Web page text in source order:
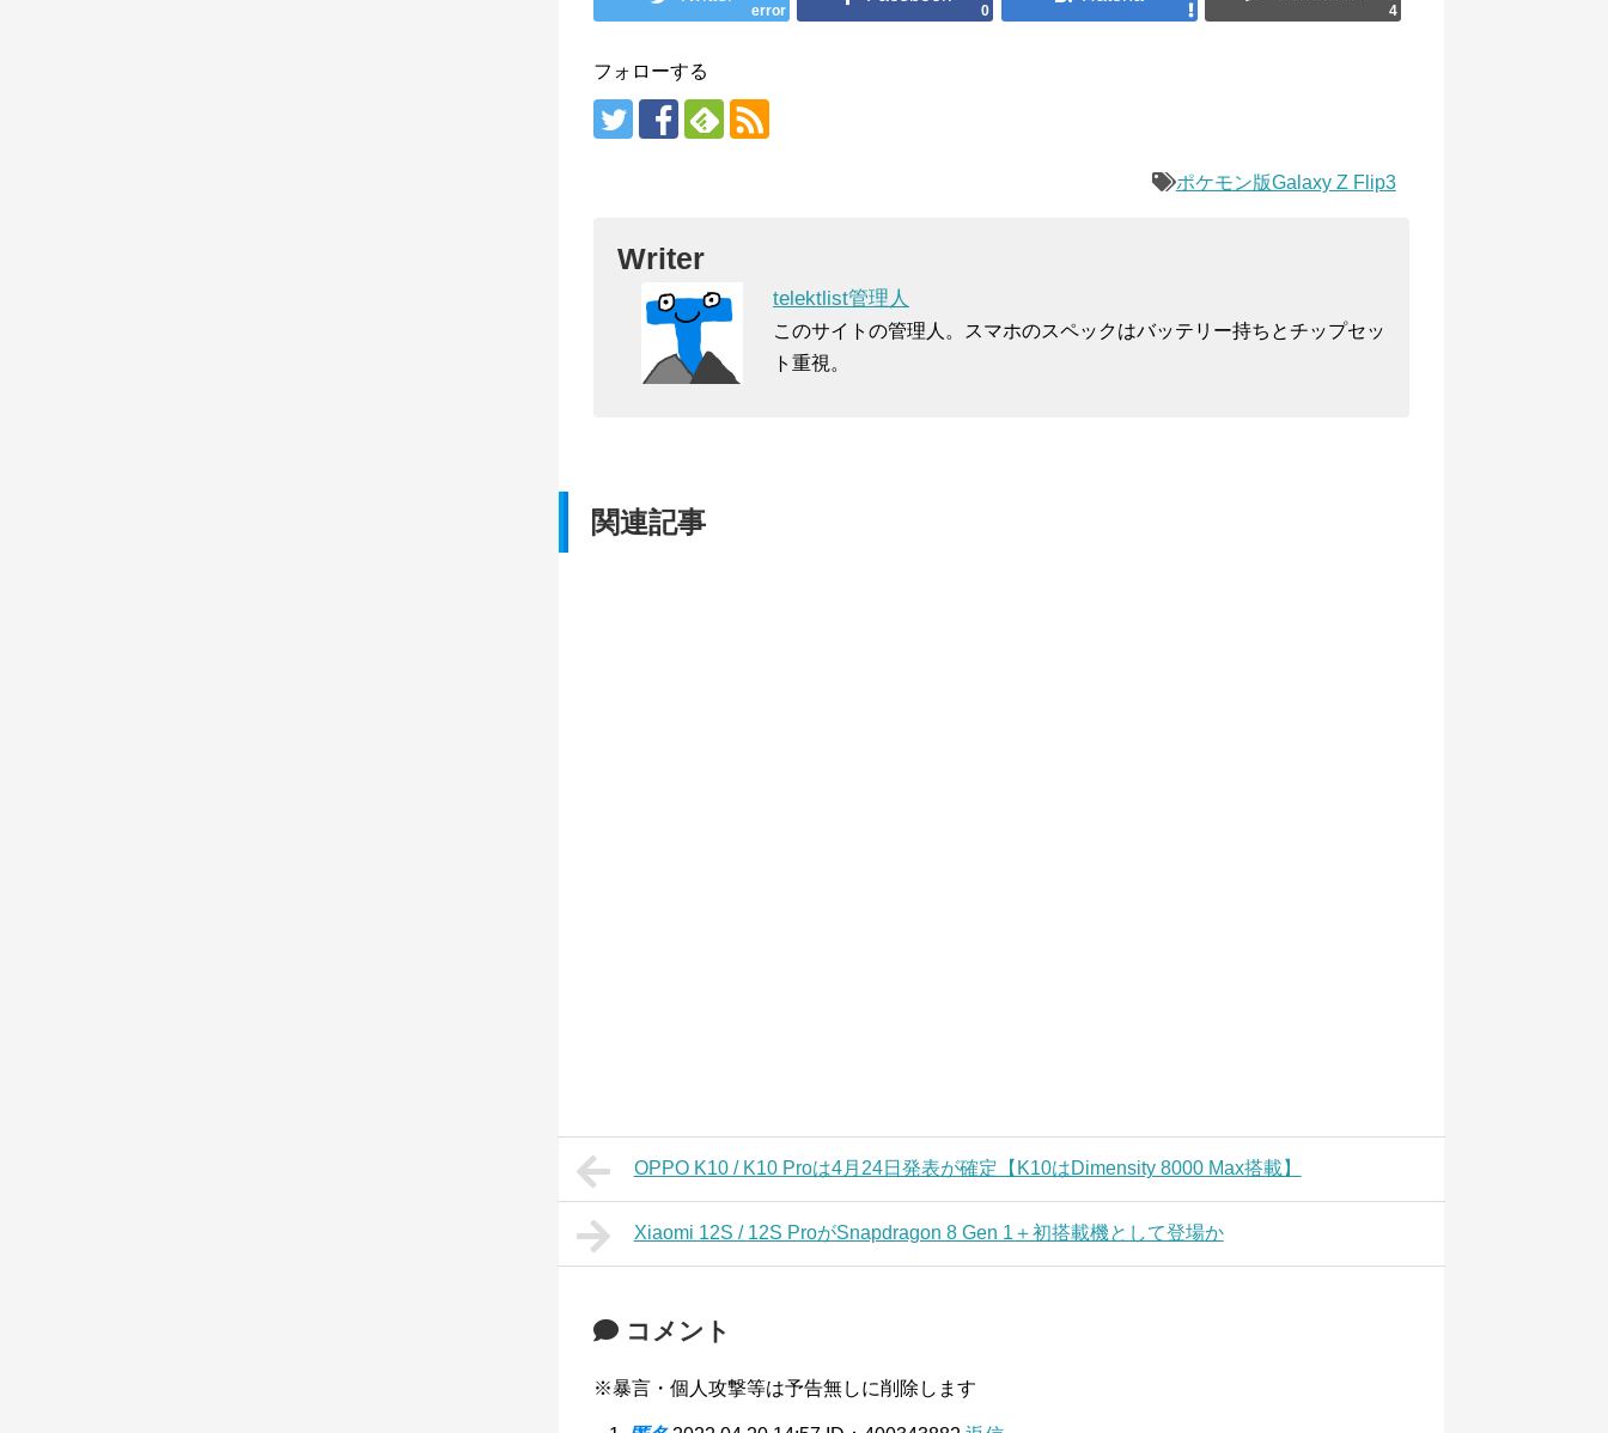
error 0 4
フォローする
ポケモン版Galaxy Z Flip3
Writer
telektlist管理人
このサイトの管理人。スマホのスペックはバッテリー持ちとチップセッ
ト重視。
関連記事
OPPO K10 / K10 Proは4月24日発表が確定【K10はDimensity 8000 Max搭載】
Xiaomi 12S / 12S ProがSnapdragon 8 Gen 1＋初搭載機として登場か
コメント
※暴言・個人攻撃等は予告無しに削除します